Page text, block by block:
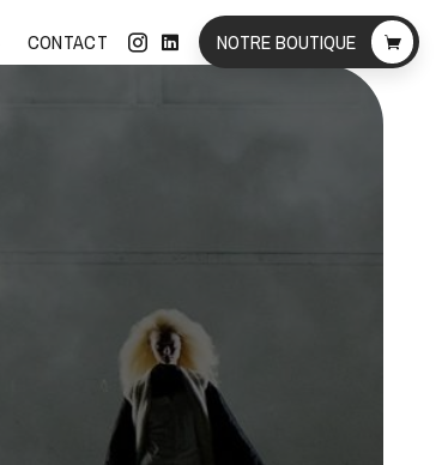
CONTACT NOTRE BOUTIQUE